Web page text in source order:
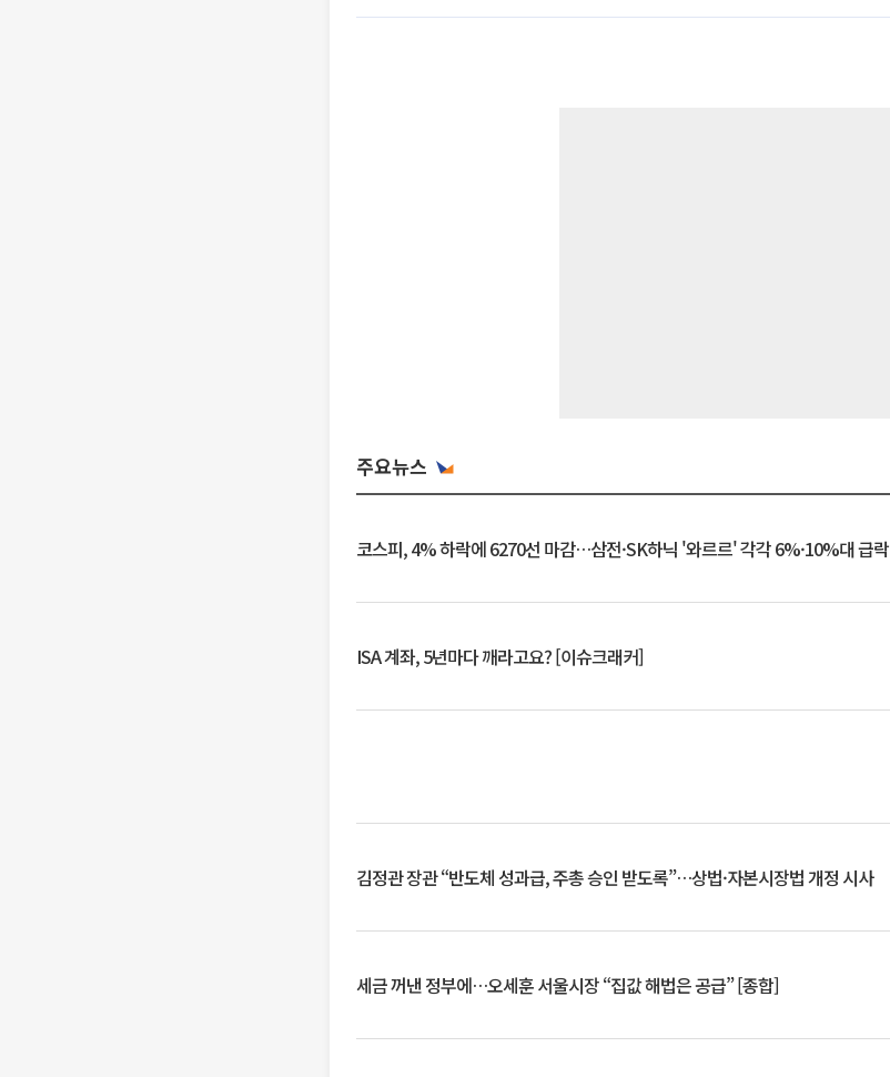
주요뉴스
코스피, 4% 하락에 6270선 마감…삼전·SK하닉 '와르르' 각각 6%·10%대 급락
ISA 계좌, 5년마다 깨라고요? [이슈크래커]
김정관 장관 “반도체 성과급, 주총 승인 받도록”…상법·자본시장법 개정 시사
세금 꺼낸 정부에…오세훈 서울시장 “집값 해법은 공급” [종합]